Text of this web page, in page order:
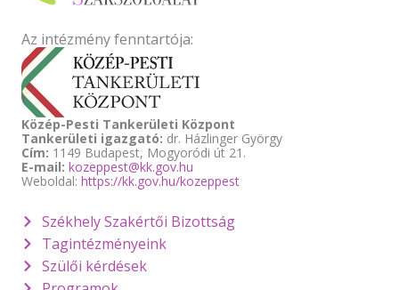
Az intézmény fenntartója:
Közép-Pesti Tankerületi Központ
Tankerületi igazgató: dr. Házlinger György
Cím: 1149 Budapest, Mogyoródi út 21.
E-mail: kozeppest@kk.gov.hu
Weboldal: https://kk.gov.hu/kozeppest
Székhely Szakértői Bizottság
Tagintézményeink
Szülői kérdések